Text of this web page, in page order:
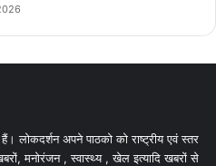
लोकदर्शन अपने पाठको को राष्ट्रीय एवं स्तर
मनोरंजन , स्वास्थ्य , खेल इत्यादि खबरों से